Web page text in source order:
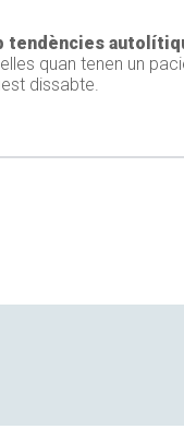
tendències
quan tenen un
dissabte.